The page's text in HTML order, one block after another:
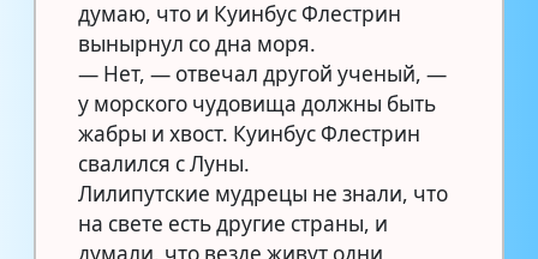
думаю, что и Куинбус Флестрин
вынырнул со дна моря.
— Нет, — отвечал другой ученый, —
у морского чудовища должны быть
жабры и хвост. Куинбус Флестрин
свалился с Луны.
Лилипутские мудрецы не знали, что
на свете есть другие страны, и